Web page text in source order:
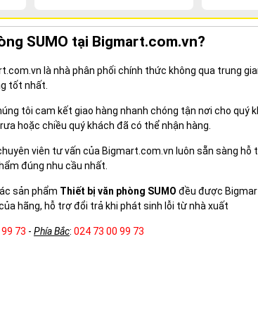
SUMO tại Bigmart.com.vn?
là nhà phân phối chính thức không qua trung
tốt nhất.
tôi cam kết giao hàng nhanh chóng tận nơi cho quý
hoặc chiều quý khách đã có thể nhận hàng.
viên tư vấn của Bigmart.com.vn luôn sẵn sàng hỗ
đúng nhu cầu nhất.
sản phẩm Thiết bị văn phòng SUMO đều được
hãng, hỗ trợ đổi trả khi phát sinh lỗi từ nhà xuất
73 - Phía Bắc: 024 73 00 99 73